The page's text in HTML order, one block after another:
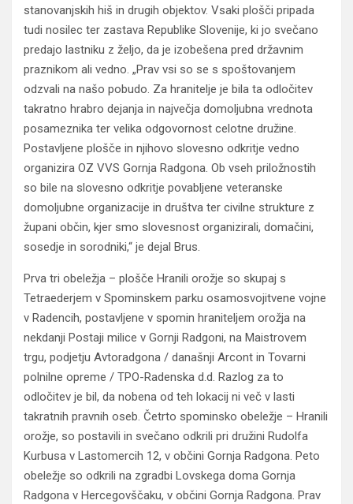
stanovanjskih hiš in drugih objektov. Vsaki plošči pripada
tudi nosilec ter zastava Republike Slovenije, ki jo svečano
predajo lastniku z željo, da je izobešena pred državnim
praznikom ali vedno. „Prav vsi so se s spoštovanjem
odzvali na našo pobudo. Za hranitelje je bila ta odločitev
takratno hrabro dejanja in največja domoljubna vrednota
posameznika ter velika odgovornost celotne družine.
Postavljene plošče in njihovo slovesno odkritje vedno
organizira OZ VVS Gornja Radgona. Ob vseh priložnostih
so bile na slovesno odkritje povabljene veteranske
domoljubne organizacije in društva ter civilne strukture z
župani občin, kjer smo slovesnost organizirali, domačini,
sosedje in sorodniki,“ je dejal Brus.
Prva tri obeležja – plošče Hranili orožje so skupaj s
Tetraederjem v Spominskem parku osamosvojitvene vojne
v Radencih, postavljene v spomin hraniteljem orožja na
nekdanji Postaji milice v Gornji Radgoni, na Maistrovem
trgu, podjetju Avtoradgona / današnji Arcont in Tovarni
polnilne opreme / TPO-Radenska d.d. Razlog za to
odločitev je bil, da nobena od teh lokacij ni več v lasti
takratnih pravnih oseb. Četrto spominsko obeležje – Hranili
orožje, so postavili in svečano odkrili pri družini Rudolfa
Kurbusa v Lastomercih 12, v občini Gornja Radgona. Peto
obeležje so odkrili na zgradbi Lovskega doma Gornja
Radgona v Hercegovščaku, v občini Gornja Radgona. Prav